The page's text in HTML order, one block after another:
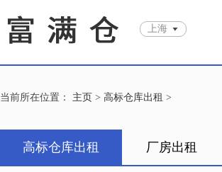
上海
当前所在位置： 主页 > 高标仓库出租 >
高标仓库出租 厂房出租